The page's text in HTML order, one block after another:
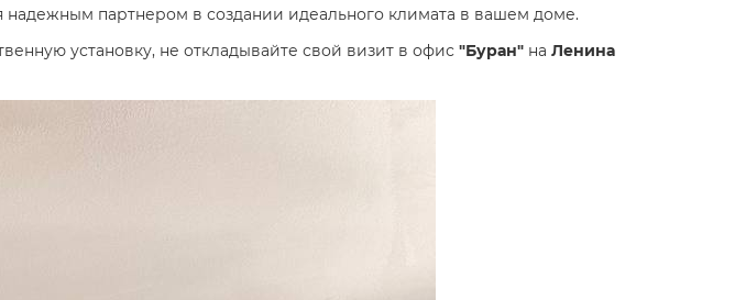
партнером в создании идеального климата в вашем доме.
установку, не откладывайте свой визит в офис "Буран" на Ленина